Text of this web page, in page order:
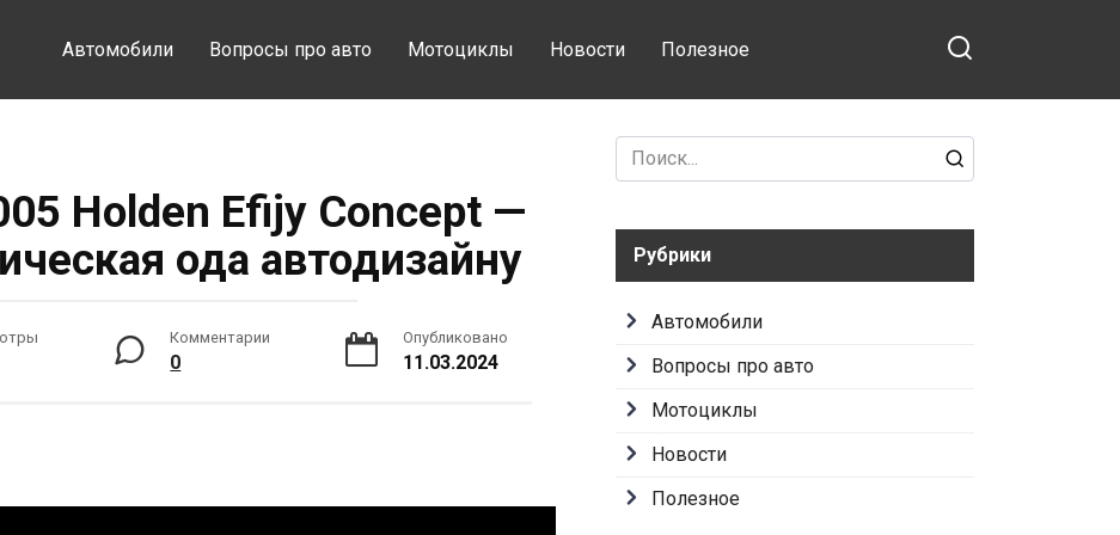
Автомобили Вопросы про авто Мотоциклы Новости Полезное
Holden Efijy Concept —
ода автодизайну
Комментарии
0
Опубликовано
11.03.2024
Search
for:
Рубрики
Автомобили
Вопросы про авто
Мотоциклы
Новости
Полезное